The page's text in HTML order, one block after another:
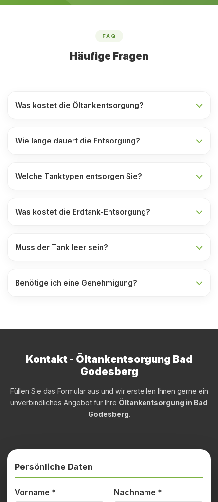
FAQ
Häufige Fragen
Was kostet die Öltankentsorgung?
Wie lange dauert die Entsorgung?
Welche Tanktypen entsorgen Sie?
Was kostet die Erdtank-Entsorgung?
Muss der Tank leer sein?
Benötige ich eine Genehmigung?
Kontakt - Öltankentsorgung Bad
Godesberg
Füllen Sie das Formular aus und wir erstellen Ihnen gerne ein
unverbindliches Angebot für Ihre Öltankentsorgung in Bad
Godesberg.
Persönliche Daten
Vorname * Nachname *